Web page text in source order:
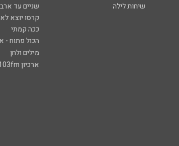
שיחות לילה שניים עד
קרסו יוצא
ככה קמתי
הכול פתוח -
מילים ולחן
ארכיון 103fm